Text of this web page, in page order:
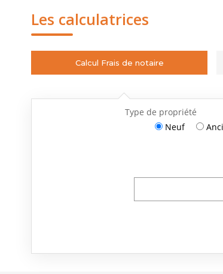
Les calculatrices
Calcul Frais de notaire